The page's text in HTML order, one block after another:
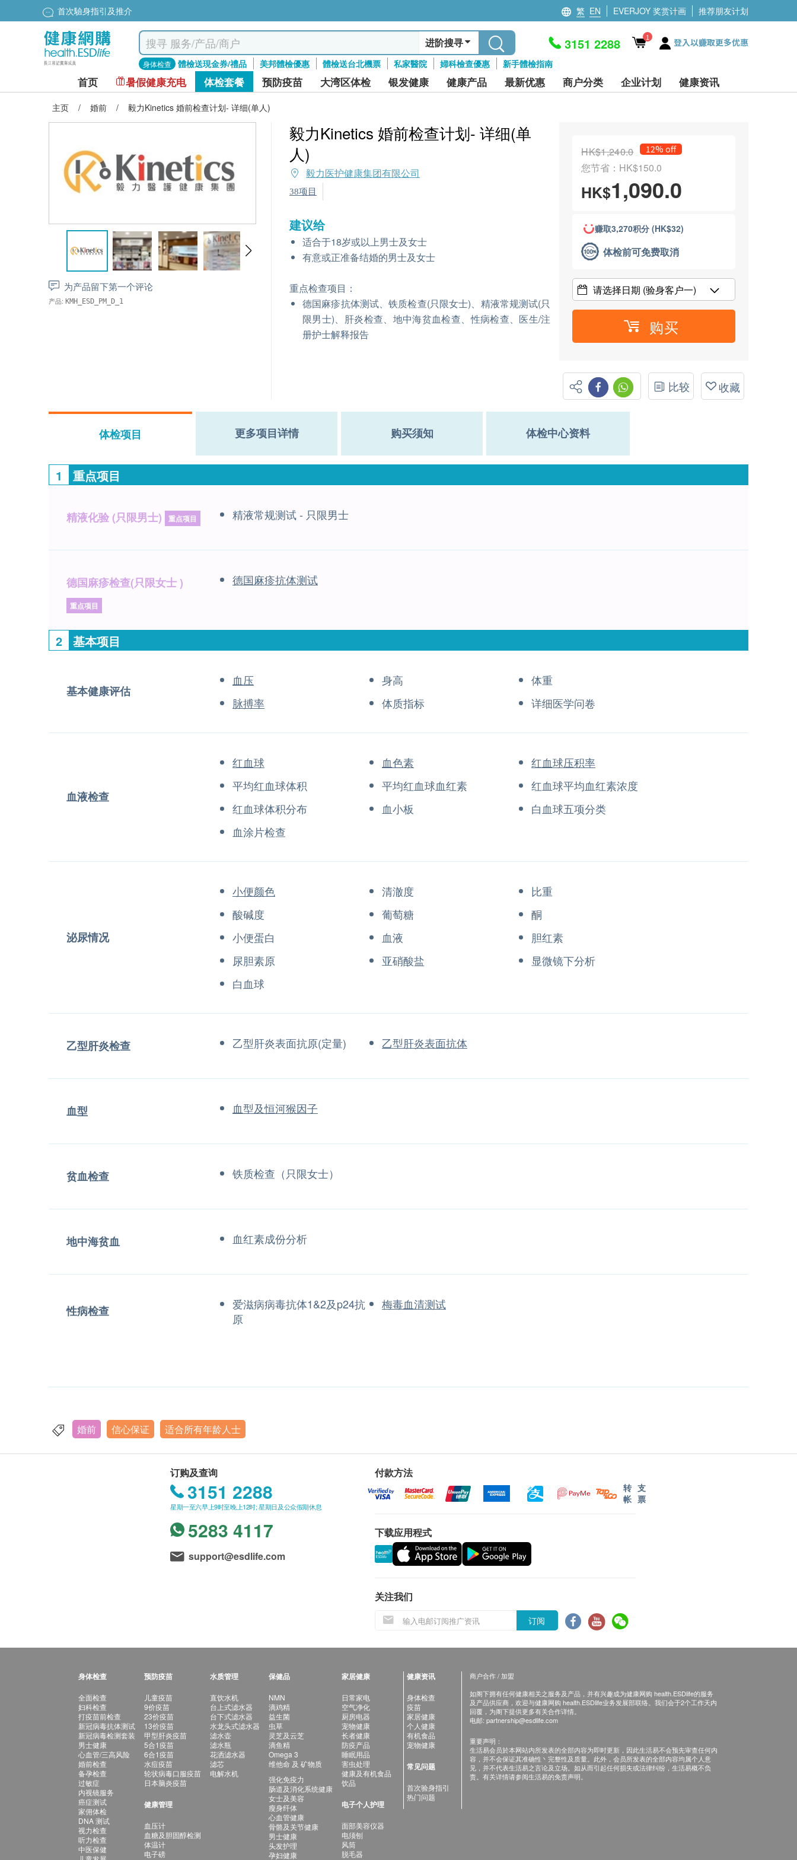
首次驗身指引及推介 繁 EN EVERJOY 奖赏计画 推荐朋友计划
进阶搜寻
身体检查 體檢送現金券/禮品 美邦體檢優惠 體檢送台北機票 私家醫院 婦科檢查優惠 新手體檢指南
3151 2288 1 登入以赚取更多优惠
首页 暑假健康充电 体检套餐 预防疫苗 大湾区体检 银发健康 健康产品 最新优惠 商户分类 企业计划 健康资讯
主页 / 婚前 / 毅力Kinetics 婚前检查计划- 详细(单人)
为产品留下第一个评论
产品: KMH_ESD_PM_D_1
毅力Kinetics 婚前检查计划- 详细(单
人)
毅力医护健康集团有限公司
38项目
建议给
适合于18岁或以上男士及女士
有意或正准备结婚的男士及女士
重点检查项目：
德国麻疹抗体测试、铁质检查(只限女士)、精液常规测试(只
限男士)、肝炎检查、地中海贫血检查、性病检查、医生/注
册护士解释报告
HK$1,240.0 12% off
您节省：HK$150.0
HK$1,090.0
赚取3,270积分 (HK$32)
体检前可免费取消
请选择日期 (验身客户一)
购买
比较 收藏
体检项目 更多项目详情 购买须知 体检中心资料
1 重点项目
精液化验 (只限男士) 重点项目 精液常规测试 - 只限男士
德国麻疹检查(只限女士 )
重点项目
德国麻疹抗体测试
2 基本项目
基本健康评估
血压 身高
体重
脉搏率
体质指标 详细医学问卷
血液检查
红血球 血色素
红血球压积率
平均红血球体积
平均红血球血红素
红血球平均血红素浓度
红血球体积分布
血小板
白血球五项分类
血涂片检查
泌尿情况
小便颜色 清澈度
比重
酸碱度
葡萄糖
酮
小便蛋白
血液
胆红素
尿胆素原
亚硝酸盐
显微镜下分析
白血球
乙型肝炎检查 乙型肝炎表面抗原(定量) 乙型肝炎表面抗体
血型 血型及恒河猴因子
贫血检查 铁质检查（只限女士）
地中海贫血 血红素成份分析
性病检查
爱滋病病毒抗体1&2及p24抗
原
梅毒血清测试
婚前 信心保证 适合所有年龄人士
订购及查询
3151 2288
星期一至六早上9时至晚上12时; 星期日及公众假期休息
5283 4117
support@esdlife.com
付款方法
转
帐
支
票
下载应用程式
关注我们
订阅
身体检查
全面检查
妇科检查
打疫苗前检查
新冠病毒抗体测试
新冠病毒检测套装
男士健康
心血管/三高风险
婚前检查
备孕检查
过敏症
内视镜服务
癌症测试
家佣体检
DNA 测试
视力检查
听力检查
中医保健
预防疫苗
儿童疫苗
9价疫苗
23价疫苗
13价疫苗
甲型肝炎疫苗
5合1疫苗
6合1疫苗
水痘疫苗
轮状病毒口服疫苗
日本脑炎疫苗
健康管理
血压计
血糖及胆固醇检测
体温计
电子磅
水质管理
直饮水机
台上式滤水器
台下式滤水器
水龙头式滤水器
滤水壶
滤水瓶
花洒滤水器
滤芯
电解水机
保健品
NMN
滴鸡精
益生菌
虫草
灵芝及云芝
滴鱼精
Omega 3
维他命 及 矿物质
强化免疫力
肠道及消化系统健康
女士及美容
瘦身纤体
心血管健康
骨骼及关节健康
男士健康
头发护理
孕妇健康
家居健康
日常家电
空气净化
厨房电器
宠物健康
长者健康
防疫产品
睡眠用品
害虫处理
健康及有机食品
饮品
电子个人护理
面部美容仪器
电须刨
风筒
脱毛器
健康资讯
身体检查
疫苗
家居健康
个人健康
有机食品
宠物健康
常见问题
首次验身指引
热门问题
商户合作 / 加盟
如阁下拥有任何健康相关之服务及产品，并有兴趣成为健康网购 health.ESDlife的服务
及产品供应商，欢迎与健康网购 health.ESDlife业务发展部联络。我们会于2个工作天内
回覆，为阁下提供更多有关合作详情。
电邮: partnership@esdlife.com
重要声明：
生活易会员於本网站内所发表的全部内容为即时更新，因此生活易不会预先审查任何内
容，并不会保证其准确性丶完整性及质量。此外，会员所发表的全部内容均属个人意
见，并不代表生活易之言论及立场。如从而引起任何损失或法律纠纷，生活易概不负
责。有关详情请参阅生活易的免责声明。